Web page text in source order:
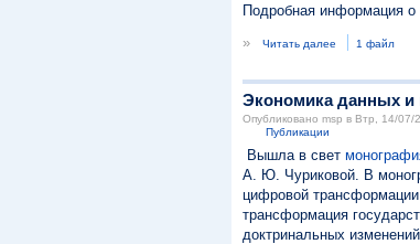
Подробная информация
»
Читать далее 1 файл
Экономика данных и
Опубликовано msp в Втр, 14/07/
Публикации
Вышла в свет
А. Ю. Чуриковой. В
цифровой
трансформация
доктринальных